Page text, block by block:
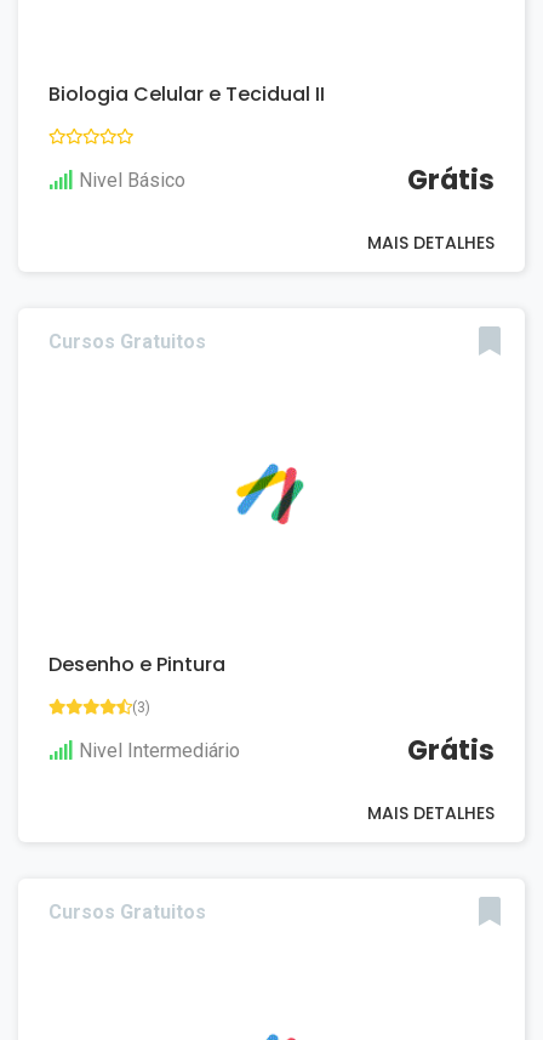
Biologia Celular e Tecidual II
Nivel Básico Grátis
MAIS DETALHES
Cursos Gratuitos
Desenho e Pintura
(3)
Nivel Intermediário Grátis
MAIS DETALHES
Cursos Gratuitos